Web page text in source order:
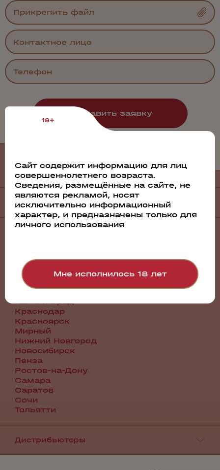
Прикрепить файл
и дистрибьюторы
Филиалы
Волгоград
Воронеж
Екатеринбург
Иркутск
Калининград
Краснодар
Красноярск
Мирный
Нижний Новгород
Новосибирск
Пенза
Ростов-на-Дону
Самара
Саратов
Сочи
Тольятти
Дистрибьюторы
18+
Сайт содержит информацию для лиц
совершеннолетнего возраста.
Сведения, размещённые на сайте, не
являются рекламой, носят
исключительно информационный
характер, и предназначены только для
личного использования
Мне исполнилось 18 лет